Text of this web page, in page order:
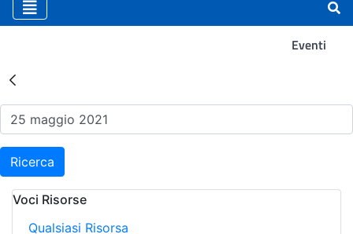
Eventi
Risultati della Ricerca -
Ricerca
Voci Risorse
Qualsiasi Risorsa